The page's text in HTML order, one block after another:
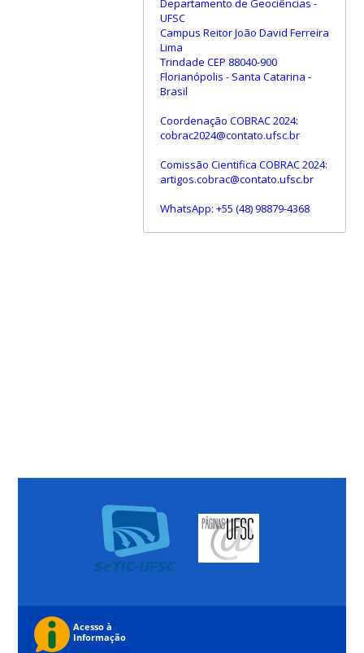
Departamento de Geociências -
UFSC
Campus Reitor João David Ferreira
Lima
Trindade CEP 88040-900
Florianópolis - Santa Catarina -
Brasil
Coordenação COBRAC 2024:
cobrac2024@contato.ufsc.br
Comissão Cientifica COBRAC 2024:
artigos.cobrac@contato.ufsc.br
WhatsApp: +55 (48) 98879-4368